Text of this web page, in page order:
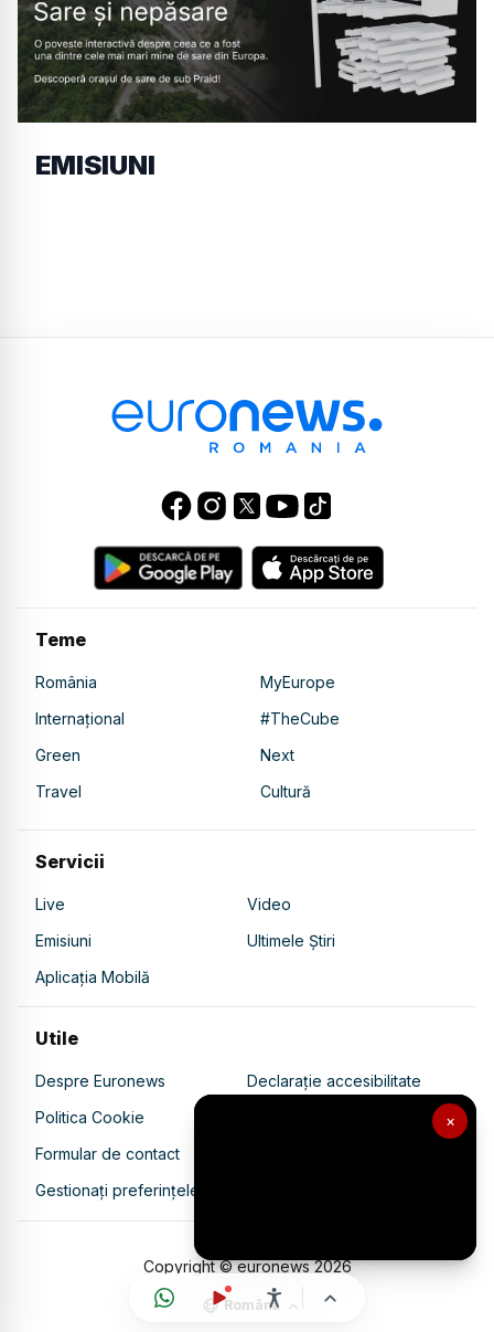
×
EMISIUNI
Teme
România
MyEurope
Internațional
#TheCube
Green
Next
Travel
Cultură
Servicii
Live
Video
Emisiuni
Ultimele Știri
Aplicația Mobilă
Utile
Despre Euronews
Declarație accesibilitate
Politica Cookie
Politica de confidențialitate
Formular de contact
Gestionați preferințele
Copyright © euronews2026
Română